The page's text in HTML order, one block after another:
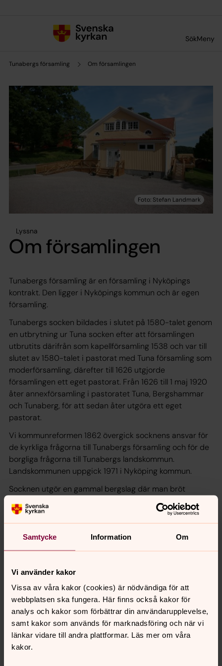
Samtycke Information Om
Vi använder kakor
Vissa av våra kakor (cookies) är nödvändiga för att
webbplatsen ska fungera. Här finns också kakor för
analys och kakor som förbättrar din användarupplevelse,
samt kakor som används för marknadsföring och när vi
länkar vidare till andra plattformar. Läs mer om våra
kakor.
SökMeny
Tunabergs församling Om församlingen
Lyssna
Om församlingen
Tunabergs församling är en församling i Nyköpings
kontrakt. Den ligger i Nyköpings kommun och är egen
församling.
Tunabergs socken bildades i slutet på 1580-talet genom
en utbrytning ur Tuna socken efter att församlingen
utbrutits därifrån som kapellförsamling 1538 och var till
slutet av 1580-talet i pastorat med Tuna församling som
moderförsamling, därefter till 1626 utgjorde
församlingen ett eget pastorat. Från 1626 till 1 maj 1920
åter annexförsamling i pastoratet Tuna, Bergshammar
och Tunaberg, för att sedan åter utgöra ett eget
pastorat.
Vi kommunreformen 1862 övergick socknens ansvar för
de kyrkliga frågorna till Tunabergs församling och för de
borgliga frågorna till Tunabergs landskommun.
Landskommunen uppgick 1971 i Nyköping kommun.
Socknen utgör en gammal bergslag där man bröt
Namnet betyder Tuna(sockens)bergslag.
Enligt traditionen är träkyrkan, som är Södermanlands
enda träkyrka, uppförd år 1620. Stommen är liggande
vapenhus vid västra sidan. 1694 höjdes väggarna med
tre stockvarv. Taket lades på igen och fick ny beläggning
med spån. 1776 byggdes en korsarm mot norr till, och
kallas för Nävekvarnsläktaren.
Tunabergs församling har 1844 innevånare varav 1138 är
medlemmar (62%).